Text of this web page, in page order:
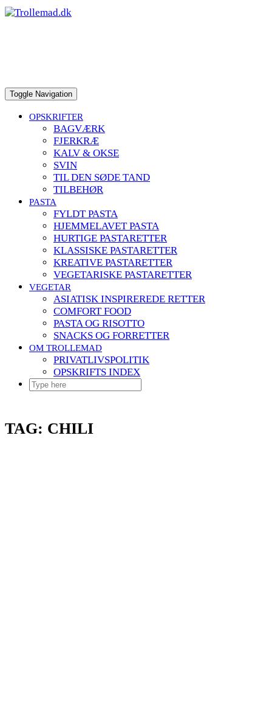
content
Toggle Navigation
OPSKRIFTER
BAGVÆRK
FJERKRÆ
KALV & OKSE
SVIN
TIL DEN SØDE TAND
TILBEHØR
PASTA
FYLDT PASTA
HJEMMELAVET PASTA
HURTIGE PASTARETTER
KLASSISKE PASTARETTER
KREATIVE PASTARETTER
VEGETARISKE PASTARETTER
VEGETAR
ASIATISK INSPIREREDE RETTER
COMFORT FOOD
PASTA OG RISOTTO
SNACKS OG FORRETTER
OM TROLLEMAD
PRIVATLIVSPOLITIK
OPSKRIFTS INDEX
TAG: CHILI